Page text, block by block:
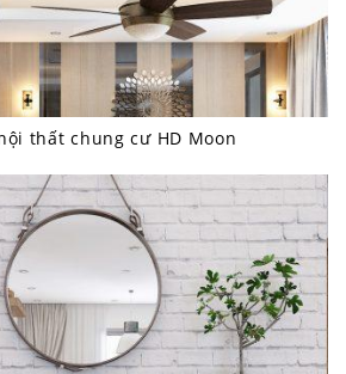
thất chung cư HD Moon